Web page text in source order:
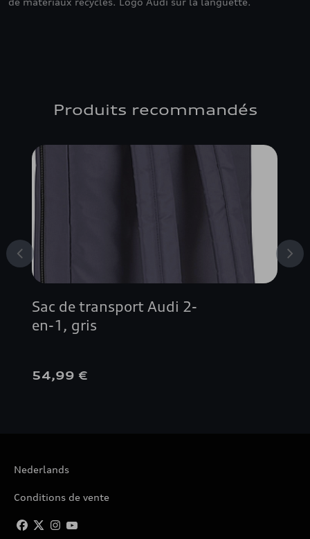
Produits recommandés
Sac de transport Audi 2-
en-1, gris
54,99 €
Nederlands
Conditions de vente